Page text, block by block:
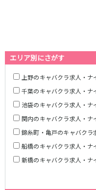
エリア別にさがす
上野のキャバクラ求人・ナ
千葉のキャバクラ求人・ナ
池袋のキャバクラ求人・ナ
関内のキャバクラ求人・ナ
錦糸町・亀戸のキャバクラ
船橋のキャバクラ求人・ナ
新橋のキャバクラ求人・ナ
藤沢・鎌倉
厚木
大和
平塚
横須賀
新横浜
たまプラーザ・向ヶ丘
桜木町
四ツ谷駅
JR中央線(快速)
新宿駅
高円寺駅
阿佐ヶ谷駅
国分寺駅